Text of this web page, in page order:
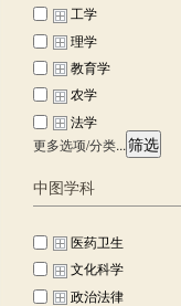
工学
理学
教育学
农学
法学
管理学
文学
更多选项/分类...筛选
中图学科
医药卫生
文化科学
政治法律